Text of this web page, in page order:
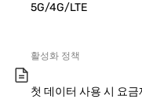
5G/4G/LTE
활성화 정책
첫 데이터 사용 시 요